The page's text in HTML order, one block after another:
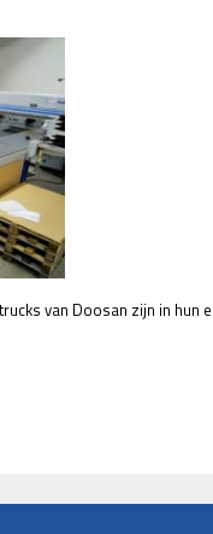
van Doosan zijn in hun